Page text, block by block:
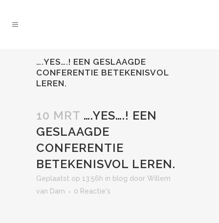
….YES….! EEN GESLAAGDE
CONFERENTIE BETEKENISVOL
LEREN.
10 MRT ….YES….! EEN
GESLAAGDE
CONFERENTIE
BETEKENISVOL LEREN.
Geplaatst op 13:56h in blog door Willem
van Dam
0 Reactie's